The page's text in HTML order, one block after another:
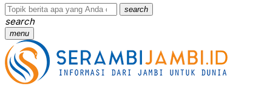
search
search
menu